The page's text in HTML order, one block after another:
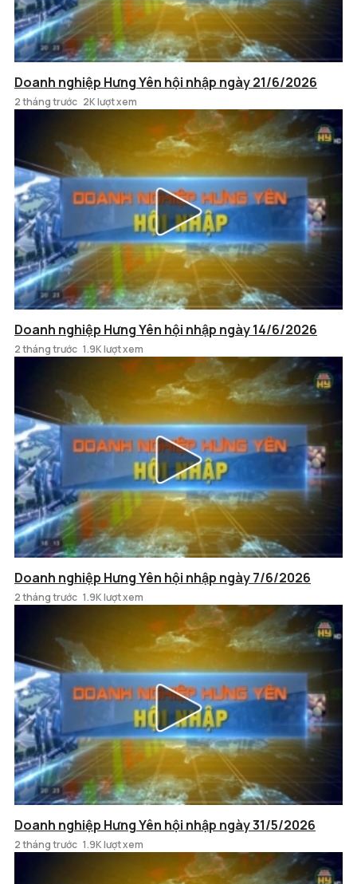
Doanh nghiệp Hưng Yên hội nhập ngày 21/6/2026
2 tháng trước 2K lượt xem
Doanh nghiệp Hưng Yên hội nhập ngày 14/6/2026
2 tháng trước 1.9K lượt xem
Doanh nghiệp Hưng Yên hội nhập ngày 7/6/2026
2 tháng trước 1.9K lượt xem
Doanh nghiệp Hưng Yên hội nhập ngày 31/5/2026
2 tháng trước 1.9K lượt xem